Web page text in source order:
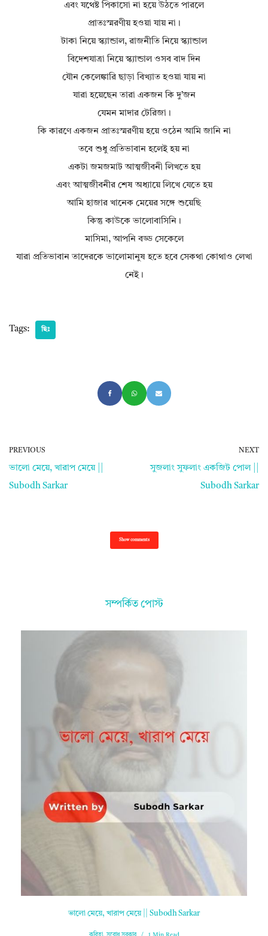
এবং যথেষ্ট পিকাসো না হয়ে উঠতে পারলে
প্রাতঃস্মরণীয় হওয়া যায় না।
টাকা নিয়ে স্ক্যান্ডাল, রাজনীতি নিয়ে স্ক্যান্ডাল
বিদেশযাত্রা নিয়ে স্ক্যান্ডাল ওসব বাদ দিন
যৌন কেলেঙ্কারি ছাড়া বিখ্যাত হওয়া যায় না
যারা হয়েছেন তারা একজন কি দু’জন
যেমন মাদার টেরিজা।
কি কারণে একজন প্রাতঃস্মরণীয় হয়ে ওঠেন আমি জানি না
তবে শুধু প্রতিভাবান হলেই হয় না
একটা জমজমাট আত্মজীবনী লিখতে হয়
এবং আত্মজীবনীর শেষ অধ্যায়ে লিখে যেতে হয়
আমি হাজার খানেক মেয়ের সঙ্গে শুয়েছি
কিন্তু কাউকে ভালোবাসিনি।
মাসিমা, আপনি বড্ড সেকেলে
যারা প্রতিভাবান তাদেরকে ভালোমানুষ হতে হবে সেকথা কোথাও লেখা
নেই।
Tags: ছিঃ
PREVIOUS
ভালো মেয়ে, খারাপ মেয়ে ||
Subodh Sarkar
NEXT
সুজলাং সুফলাং একজিট পোল ||
Subodh Sarkar
Show comments
সম্পর্কিত পোস্ট
ভালো মেয়ে, খারাপ মেয়ে || Subodh Sarkar